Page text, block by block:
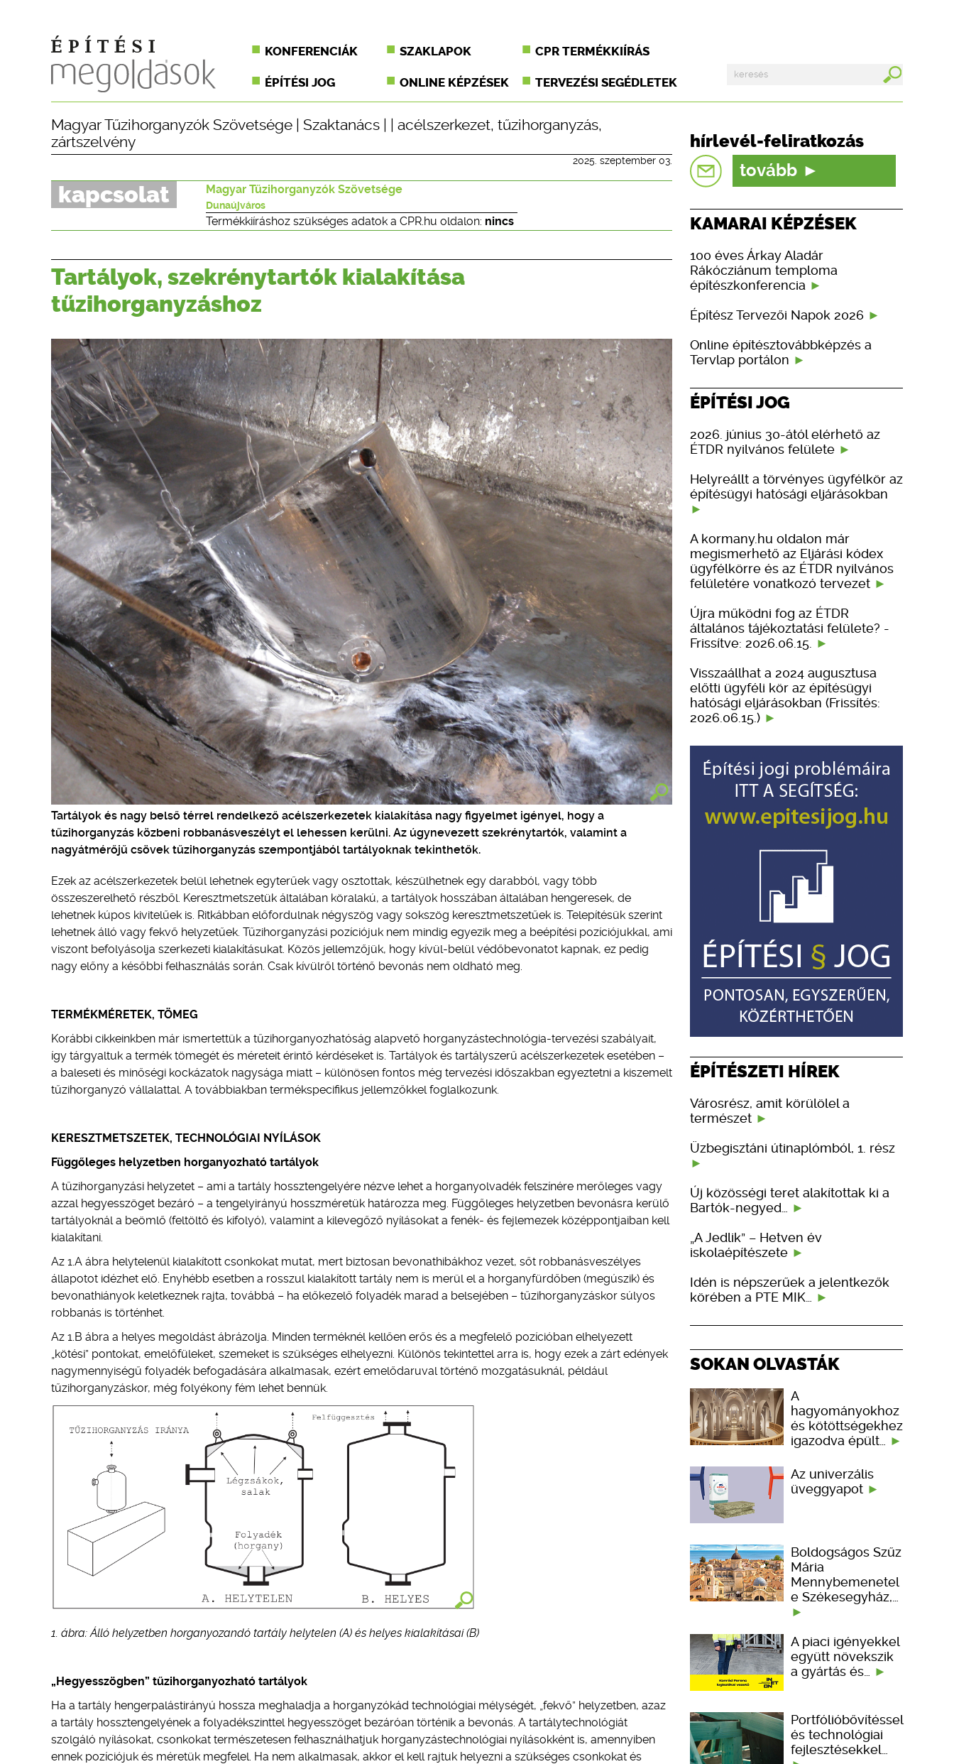
KONFERENCIÁK SZAKLAPOK CPR TERMÉKKIÍRÁS
ÉPÍTÉSI JOG ONLINE KÉPZÉSEK TERVEZÉSI SEGÉDLETEK
Magyar Tűzihorganyzók Szövetsége Szaktanács acélszerkezet, tűzihorganyzás,
zártszelvény
2025. szeptember 03.
kapcsolat Magyar Tűzihorganyzók Szövetsége
Dunaújváros
Termékkiíráshoz szükséges adatok a CPR.hu oldalon: nincs
Tartályok, szekrénytartók kialakítása
tűzihorganyzáshoz
Tartályok és nagy belső térrel rendelkező acélszerkezetek kialakítása nagy figyelmet igényel, hogy a
tűzihorganyzás közbeni robbanásveszélyt el lehessen kerülni. Az úgynevezett szekrénytartók, valamint a
nagyátmérőjű csövek tűzihorganyzás szempontjából tartályoknak tekinthetők.
Ezek az acélszerkezetek belül lehetnek egyterűek vagy osztottak, készülhetnek egy darabból, vagy több
összeszerelhető részből. Keresztmetszetük általában köralakú, a tartályok hosszában általában hengeresek, de
lehetnek kúpos kivitelűek is. Ritkábban előfordulnak négyszög vagy sokszög keresztmetszetűek is. Telepítésük szerint
lehetnek álló vagy fekvő helyzetűek. Tűzihorganyzási pozíciójuk nem mindig egyezik meg a beépítési pozíciójukkal, ami
viszont befolyásolja szerkezeti kialakításukat. Közös jellemzőjük, hogy kívül-belül védőbevonatot kapnak, ez pedig
nagy előny a későbbi felhasználás során. Csak kívülről történő bevonás nem oldható meg.
TERMÉKMÉRETEK, TÖMEG
Korábbi cikkeinkben már ismertettük a tűzihorganyozhatóság alapvető horganyzástechnológia-tervezési szabályait,
így tárgyaltuk a termék tömegét és méreteit érintő kérdéseket is. Tartályok és tartályszerű acélszerkezetek esetében –
a baleseti és minőségi kockázatok nagysága miatt – különösen fontos még tervezési időszakban egyeztetni a kiszemelt
tűzihorganyzó vállalattal. A továbbiakban termékspecifikus jellemzőkkel foglalkozunk.
KERESZTMETSZETEK, TECHNOLÓGIAI NYÍLÁSOK
Függőleges helyzetben horganyozható tartályok
A tűzihorganyzási helyzetet – ami a tartály hossztengelyére nézve lehet a horganyolvadék felszínére merőleges vagy
azzal hegyesszöget bezáró – a tengelyirányú hosszméretük határozza meg. Függőleges helyzetben bevonásra kerülő
tartályoknál a beömlő (feltöltő és kifolyó), valamint a kilevegőző nyílásokat a fenék- és fejlemezek középpontjaiban kell
kialakítani.
Az 1.A ábra helytelenül kialakított csonkokat mutat, mert biztosan bevonathibákhoz vezet, sőt robbanásveszélyes
állapotot idézhet elő. Enyhébb esetben a rosszul kialakított tartály nem is merül el a horganyfürdőben (megúszik) és
bevonathiányok keletkeznek rajta, továbbá – ha előkezelő folyadék marad a belsejében – tűzihorganyzáskor súlyos
robbanás is történhet.
Az 1.B ábra a helyes megoldást ábrázolja. Minden terméknél kellően erős és a megfelelő pozícióban elhelyezett
„kötési” pontokat, emelőfüleket, szemeket is szükséges elhelyezni. Különös tekintettel arra is, hogy ezek a zárt edények
nagymennyiségű folyadék befogadására alkalmasak, ezért emelődaruval történő mozgatásuknál, például
tűzihorganyzáskor, még folyékony fém lehet bennük.
1. ábra: Álló helyzetben horganyozandó tartály helytelen (A) és helyes kialakításai (B)
„Hegyesszögben” tűzihorganyozható tartályok
Ha a tartály hengerpalástirányú hossza meghaladja a horganyzókád technológiai mélységét, „fekvő” helyzetben, azaz
a tartály hossztengelyének a folyadékszinttel hegyesszöget bezáróan történik a bevonás. A tartálytechnológiát
szolgáló nyílásokat, csonkokat természetesen felhasználhatjuk horganyzástechnológiai nyílásokként is, amennyiben
ennek pozíciójuk és méretük megfelel. Ha nem alkalmasak, akkor el kell rajtuk helyezni a szükséges csonkokat és
hírlevél-feliratkozás
tovább
KAMARAI KÉPZÉSEK
100 éves Árkay Aladár
Rákócziánum temploma
építészkonferencia
Építész Tervezői Napok 2026
Online építésztovábbképzés a
Tervlap portálon
ÉPÍTÉSI JOG
2026. június 30-ától elérhető az
ÉTDR nyilvános felülete
Helyreállt a törvényes ügyfélkör az
építésügyi hatósági eljárásokban
A kormany.hu oldalon már
megismerhető az Eljárási kódex
ügyfélkörre és az ÉTDR nyilvános
felületére vonatkozó tervezet
Újra működni fog az ÉTDR
általános tájékoztatási felülete? -
Frissítve: 2026.06.15.
Visszaállhat a 2024 augusztusa
előtti ügyféli kör az építésügyi
hatósági eljárásokban (Frissítés:
2026.06.15.)
ÉPÍTÉSZETI HÍREK
Városrész, amit körülölel a
természet
Üzbegisztáni útinaplómból, 1. rész
Új közösségi teret alakítottak ki a
Bartók-negyed…
„A Jedlik” – Hetven év
iskolaépítészete
Idén is népszerűek a jelentkezők
körében a PTE MIK…
SOKAN OLVASTÁK
A
hagyományokhoz
és kötöttségekhez
igazodva épült…
Az univerzális
üveggyapot
Boldogságos Szűz
Mária
Mennybemenetel
e Székesegyház,…
A piaci igényekkel
együtt növekszik
a gyártás és…
Portfólióbővítéssel
és technológiai
fejlesztésekkel…